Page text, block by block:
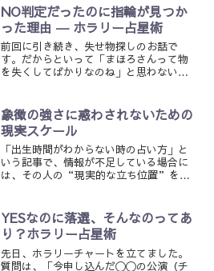
NO判定だったのに指輪が見つか
った理由 ― ホラリー占星術
前回に引き続き、失せ物探しのお話で
す。だからといって「まほろさんって物
を失くしてばかりなのね」と思わないで
するには差し障りのある内容も多いの
で、誰も傷つかない“失せ物探...
象徴の強さに惑わされないための
現実スケール
「出生時間がわからない時の占い方」と
いう記事で、情報が不足している場合に
は、その人の“現実的な立ち位置”を手
からない時に限った話ではありません。
チャートだけを見ていると...
YESなのに落選、そんなのってあ
り？ホラリー占星術
先日、ホラリーチャートを立てました。
質問は、「今申し込んだ〇〇の公演（チ